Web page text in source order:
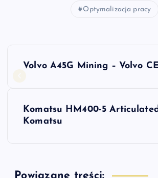
Optymalizacja pracy
NVolvo A45G Mining – Volvo CE
Komatsu HM400-5
Komatsu
Powiązane treści: